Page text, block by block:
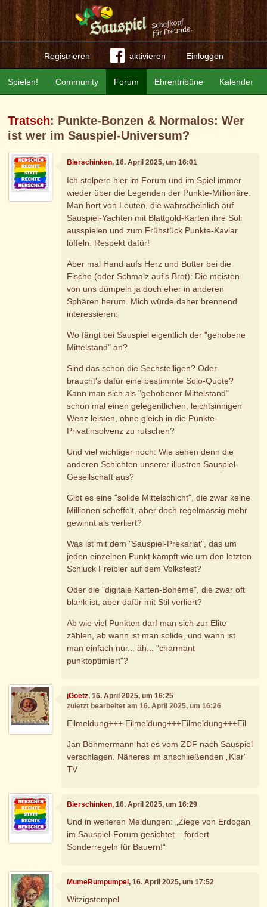
Registrieren aktivieren Einloggen
Community Forum Ehrentribüne Kalender
Spielen!
Tratsch: Punkte-Bonzen & Normalos: Wer
ist wer im Sauspiel-Universum?
Bierschinken, 16. April 2025, um 16:01
Ich stolpere hier im Forum und im Spiel immer
wieder über die Legenden der Punkte-Millionäre.
Man hört von Leuten, die wahrscheinlich auf
Sauspiel-Yachten mit Blattgold-Karten ihre Soli
ausspielen und zum Frühstück Punkte-Kaviar
löffeln. Respekt dafür!
Aber mal Hand aufs Herz und Butter bei die
Fische (oder Schmalz auf's Brot): Die meisten
von uns dümpeln ja doch eher in anderen
Sphären herum. Mich würde daher brennend
interessieren:
Wo fängt bei Sauspiel eigentlich der "gehobene
Mittelstand" an?
Sind das schon die Sechstelligen? Oder
braucht's dafür eine bestimmte Solo-Quote?
Kann man sich als "gehobener Mittelstand"
schon mal einen gelegentlichen, leichtsinnigen
Wenz leisten, ohne gleich in die Punkte-
Privatinsolvenz zu rutschen?
Und viel wichtiger noch: Wie sehen denn die
anderen Schichten unserer illustren Sauspiel-
Gesellschaft aus?
Gibt es eine "solide Mittelschicht", die zwar keine
Millionen scheffelt, aber doch regelmässig mehr
gewinnt als verliert?
Was ist mit dem "Sauspiel-Prekariat", das um
jeden einzelnen Punkt kämpft wie um den letzten
Schluck Freibier auf dem Volksfest?
Oder die "digitale Karten-Bohème", die zwar oft
blank ist, aber dafür mit Stil verliert?
Ab wie viel Punkten darf man sich zur Elite
zählen, ab wann ist man solide, und wann ist
man einfach nur... äh... "charmant
punktoptimiert"?
jGoetz, 16. April 2025, um 16:25
zuletzt bearbeitet am 16. April 2025, um 16:26
Eilmeldung+++ Eilmeldung+++Eilmeldung+++Eil
Jan Böhmermann hat es vom ZDF nach Sauspiel
verschlagen. Näheres im anschließenden „Klar"
TV
Bierschinken, 16. April 2025, um 16:29
Und in weiteren Meldungen: „Ziege von Erdogan
im Sauspiel-Forum gesichtet – fordert
Sonderregeln für Bauern!“
MumeRumpumpel, 16. April 2025, um 17:52
Witzigstempel